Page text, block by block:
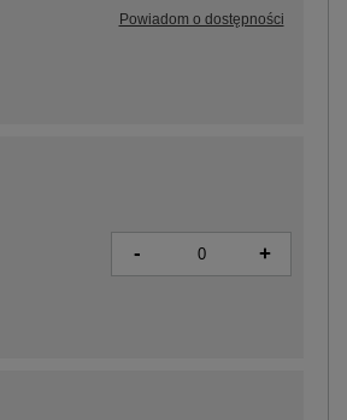
- +
Powiadom o dostępności